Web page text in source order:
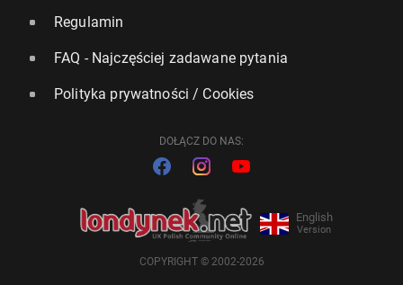
Regulamin
FAQ - Najczęściej zadawane pytania
Polityka prywatności / Cookies
DOŁĄCZ DO NAS:
English
Version
COPYRIGHT © 2002-2026